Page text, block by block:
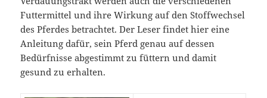
Futtermittel und ihre Wirkung auf den Stoffwechsel
des Pferdes betrachtet. Der Leser findet hier eine
Anleitung dafür, sein Pferd genau auf dessen
Bedürfnisse abgestimmt zu füttern und damit
gesund zu erhalten.